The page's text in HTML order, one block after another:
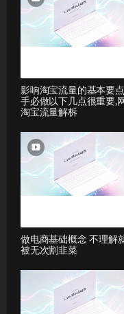
影响淘宝流量的基本要
手必做以下几点很重要,
淘宝流量解柝
做电商基础概念 不理解
被无次割韭菜